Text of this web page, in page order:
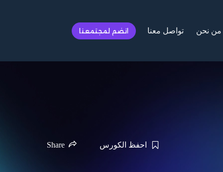
من نحن تواصل معنا انضم لمجتمعنا
احفظ الكورس Share